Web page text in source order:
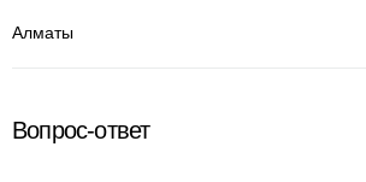
Алматы
Вопрос-ответ